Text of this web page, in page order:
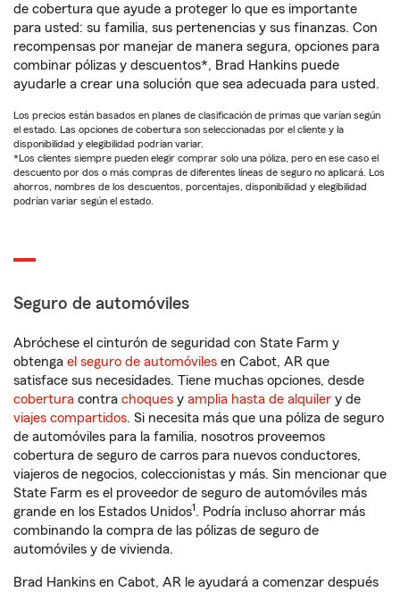
de cobertura que ayude a proteger lo que es importante
para usted: su familia, sus pertenencias y sus finanzas. Con
recompensas por manejar de manera segura, opciones para
combinar pólizas y descuentos*, Brad Hankins puede
ayudarle a crear una solución que sea adecuada para usted.
Los precios están basados en planes de clasificación de primas que varían según
el estado. Las opciones de cobertura son seleccionadas por el cliente y la
disponibilidad y elegibilidad podrían variar.
*Los clientes siempre pueden elegir comprar solo una póliza, pero en ese caso el
descuento por dos o más compras de diferentes líneas de seguro no aplicará. Los
ahorros, nombres de los descuentos, porcentajes, disponibilidad y elegibilidad
podrían variar según el estado.
Seguro de automóviles
Abróchese el cinturón de seguridad con State Farm y
obtenga el seguro de automóviles en Cabot, AR que
satisface sus necesidades. Tiene muchas opciones, desde
cobertura contra choques y amplia hasta de alquiler y de
viajes compartidos. Si necesita más que una póliza de seguro
de automóviles para la familia, nosotros proveemos
cobertura de seguro de carros para nuevos conductores,
viajeros de negocios, coleccionistas y más. Sin mencionar que
State Farm es el proveedor de seguro de automóviles más
grande en los Estados Unidos1. Podría incluso ahorrar más
combinando la compra de las pólizas de seguro de
automóviles y de vivienda.
Brad Hankins en Cabot, AR le ayudará a comenzar después